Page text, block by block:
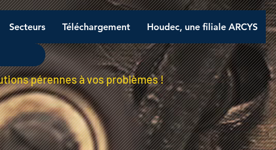
Secteurs Téléchargement Houdec, une filiale ARCYS
pérennes à vos problèmes !